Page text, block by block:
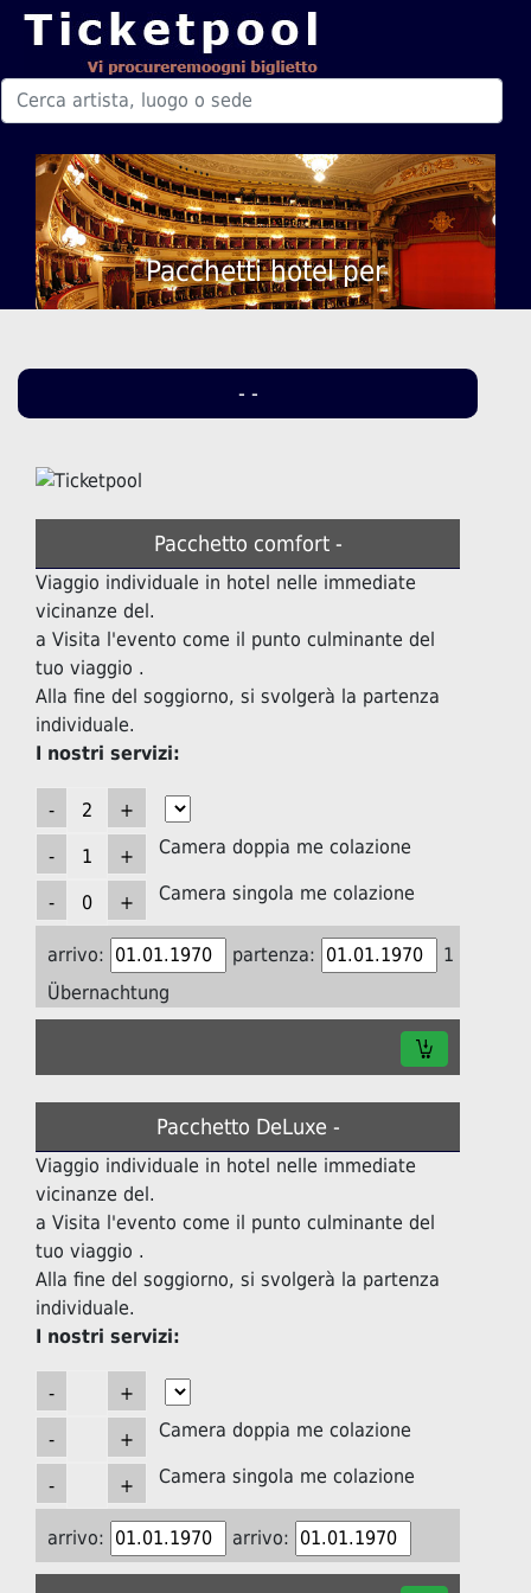
Pacchetti hotel per
- -
Pacchetto comfort -
Viaggio individuale in hotel nelle immediate
vicinanze del.
a Visita l'evento come il punto culminante del
tuo viaggio .
Alla fine del soggiorno, si svolgerà la partenza
individuale.
I nostri servizi:
Camera doppia me colazione
Camera singola me colazione
arrivo: partenza:
1
Übernachtung
Pacchetto DeLuxe -
Viaggio individuale in hotel nelle immediate
vicinanze del.
a Visita l'evento come il punto culminante del
tuo viaggio .
Alla fine del soggiorno, si svolgerà la partenza
individuale.
I nostri servizi:
Camera doppia me colazione
Camera singola me colazione
arrivo: arrivo: